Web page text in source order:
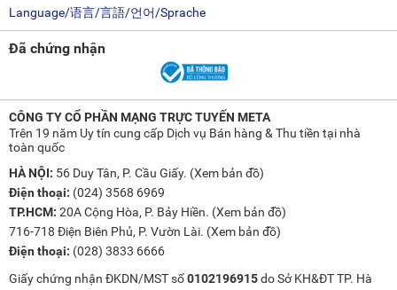
kiểu dáng lớn, có kèm theo tay đẩy và hệ thống bánh xe giúp việc
động với công suất lớn, được sử dụng trên các đồng cỏ rộng lớn,
công viên hoặc sân vận động...
Máy cắt cỏ robot chạy pin:Loại máy này có cơ chế hoạt động tự
động, có thể lập trình đường đi và thời gian làm việc. Dòng máy
này rất thích hợp dùng cho những người dùng bận rộn, muốn
chăm sóc sân vườn nhưng không có nhiều thời gian.
Phân loại theo động cơ
Máy cắt cỏ chạy pin dùng động cơ chổi than:
này thường có giá bán rẻ hơn, dễ sửa chữa, thay thế bởi động cơ
chổi than được sử dụng rất phổ biến. Tuy nhiên, loại động cơ này
không được đánh giá cao về tuổi thọ đồng thời phát ra tiếng ồn
lớn, khó chịu.
Máy cắt cỏ chạy pin dùng động cơ không chổi than:Dòng máy
Language/语言/言語/언어/Sprache
Đã chứng nhận
CÔNG TY CỔ PHẦN MẠNG TRỰC TUYẾN META
Trên 19 năm Uy tín cung cấp Dịch vụ Bán hàng & Thu tiền tại nhà
toàn quốc
HÀ NỘI: 56 Duy Tân, P. Cầu Giấy. (Xem bản đồ)
Điện thoại: (024) 3568 6969
TP.HCM: 20A Cộng Hòa, P. Bảy Hiền. (Xem bản đồ)
716-718 Điện Biên Phủ, P. Vườn Lài. (Xem bản đồ)
Điện thoại: (028) 3833 6666
Giấy chứng nhận ĐKDN/MST số0102196915do Sở KH&ĐT TP. Hà